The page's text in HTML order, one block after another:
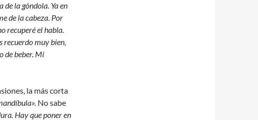
la góndola. Ya en
de la cabeza. Por
recuperé el habla.
recuerdo muy bien,
de beber. Mi
la más corta
No sabe
Hay que poner en